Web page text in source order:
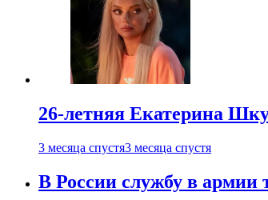
26-летняя Екатерина
3 месяца спустя3 месяца спустя
В России службу в армии